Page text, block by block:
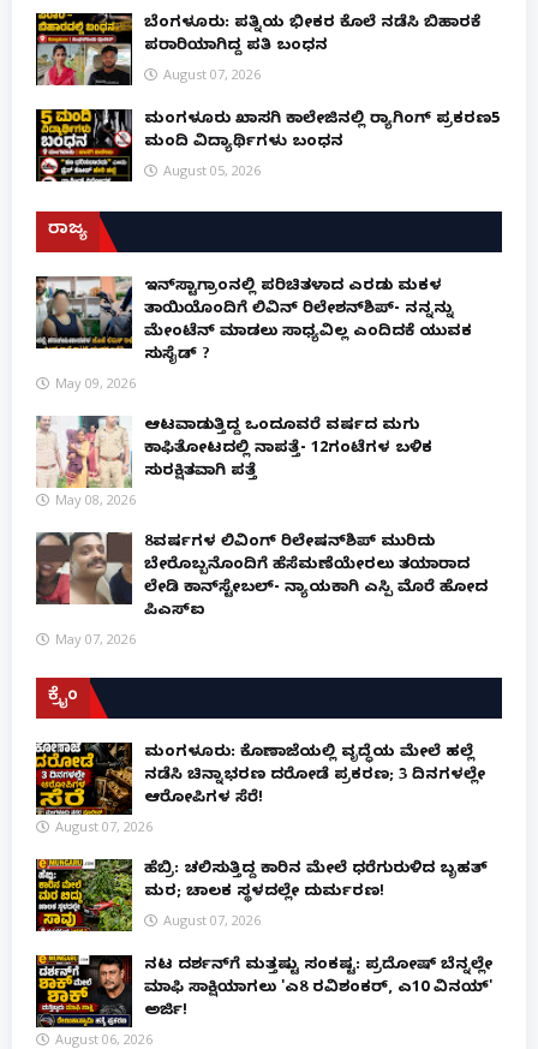
ಬೆಂಗಳೂರು: ಪತ್ನಿಯ ಭೀಕರ ಕೊಲೆ ನಡೆಸಿ ಬಿಹಾರಕ್ಕೆ
ಪರಾರಿಯಾಗಿದ್ದ ಪತಿ ಬಂಧನ
August 07, 2026
ಮಂಗಳೂರು ಖಾಸಗಿ ಕಾಲೇಜಿನಲ್ಲಿ ರ‌್ಯಾಗಿಂಗ್ ಪ್ರಕರಣ5
ಮಂದಿ ವಿದ್ಯಾರ್ಥಿಗಳು ಬಂಧನ
August 05, 2026
ರಾಜ್ಯ
ಇನ್​ಸ್ಟಾಗ್ರಾಂನಲ್ಲಿ ಪರಿಚಿತಳಾದ ಎರಡು ಮಕ್ಕಳ
ತಾಯಿಯೊಂದಿಗೆ ಲಿವಿನ್ ರಿಲೇಶನ್​ಶಿಪ್- ನನ್ನನ್ನು
ಮೇಂಟೆನ್ ಮಾಡಲು ಸಾಧ್ಯವಿಲ್ಲ ಎಂದಿದಕ್ಕೆ ಯುವಕ
ಸುಸೈಡ್ ?
May 09, 2026
ಆಟವಾಡುತ್ತಿದ್ದ ಒಂದೂವರೆ ವರ್ಷದ ಮಗು
ಕಾಫಿತೋಟದಲ್ಲಿ ನಾಪತ್ತೆ- 12ಗಂಟೆಗಳ ಬಳಿಕ
ಸುರಕ್ಷಿತವಾಗಿ ಪತ್ತೆ
May 08, 2026
8ವರ್ಷಗಳ ಲಿವಿಂಗ್‌ ರಿಲೇಷನ್‌ಶಿಪ್ ಮುರಿದು
ಬೇರೊಬ್ಬನೊಂದಿಗೆ ಹೆಸೆಮಣೆಯೇರಲು ತಯಾರಾದ
ಲೇಡಿ ಕಾನ್‌ಸ್ಟೇಬಲ್- ನ್ಯಾಯಕ್ಕಾಗಿ ಎಸ್ಪಿ ಮೊರೆ ಹೋದ
ಪಿಎಸ್ಐ
May 07, 2026
ಕ್ರೈಂ
ಮಂಗಳೂರು: ಕೊಣಾಜೆಯಲ್ಲಿ ವೃದ್ಧೆಯ ಮೇಲೆ ಹಲ್ಲೆ
ನಡೆಸಿ ಚಿನ್ನಾಭರಣ ದರೋಡೆ ಪ್ರಕರಣ; 3 ದಿನಗಳಲ್ಲೇ
ಆರೋಪಿಗಳ ಸೆರೆ!
August 07, 2026
ಹೆಬ್ರಿ: ಚಲಿಸುತ್ತಿದ್ದ ಕಾರಿನ ಮೇಲೆ ಧರೆಗುರುಳಿದ ಬೃಹತ್
ಮರ; ಚಾಲಕ ಸ್ಥಳದಲ್ಲೇ ದುರ್ಮರಣ!
August 07, 2026
ನಟ ದರ್ಶನ್‌ಗೆ ಮತ್ತಷ್ಟು ಸಂಕಷ್ಟ: ಪ್ರದೋಷ್ ಬೆನ್ನಲ್ಲೇ
ಮಾಫಿ ಸಾಕ್ಷಿಯಾಗಲು 'ಎ8 ರವಿಶಂಕರ್, ಎ10 ವಿನಯ್'
ಅರ್ಜಿ!
August 06, 2026